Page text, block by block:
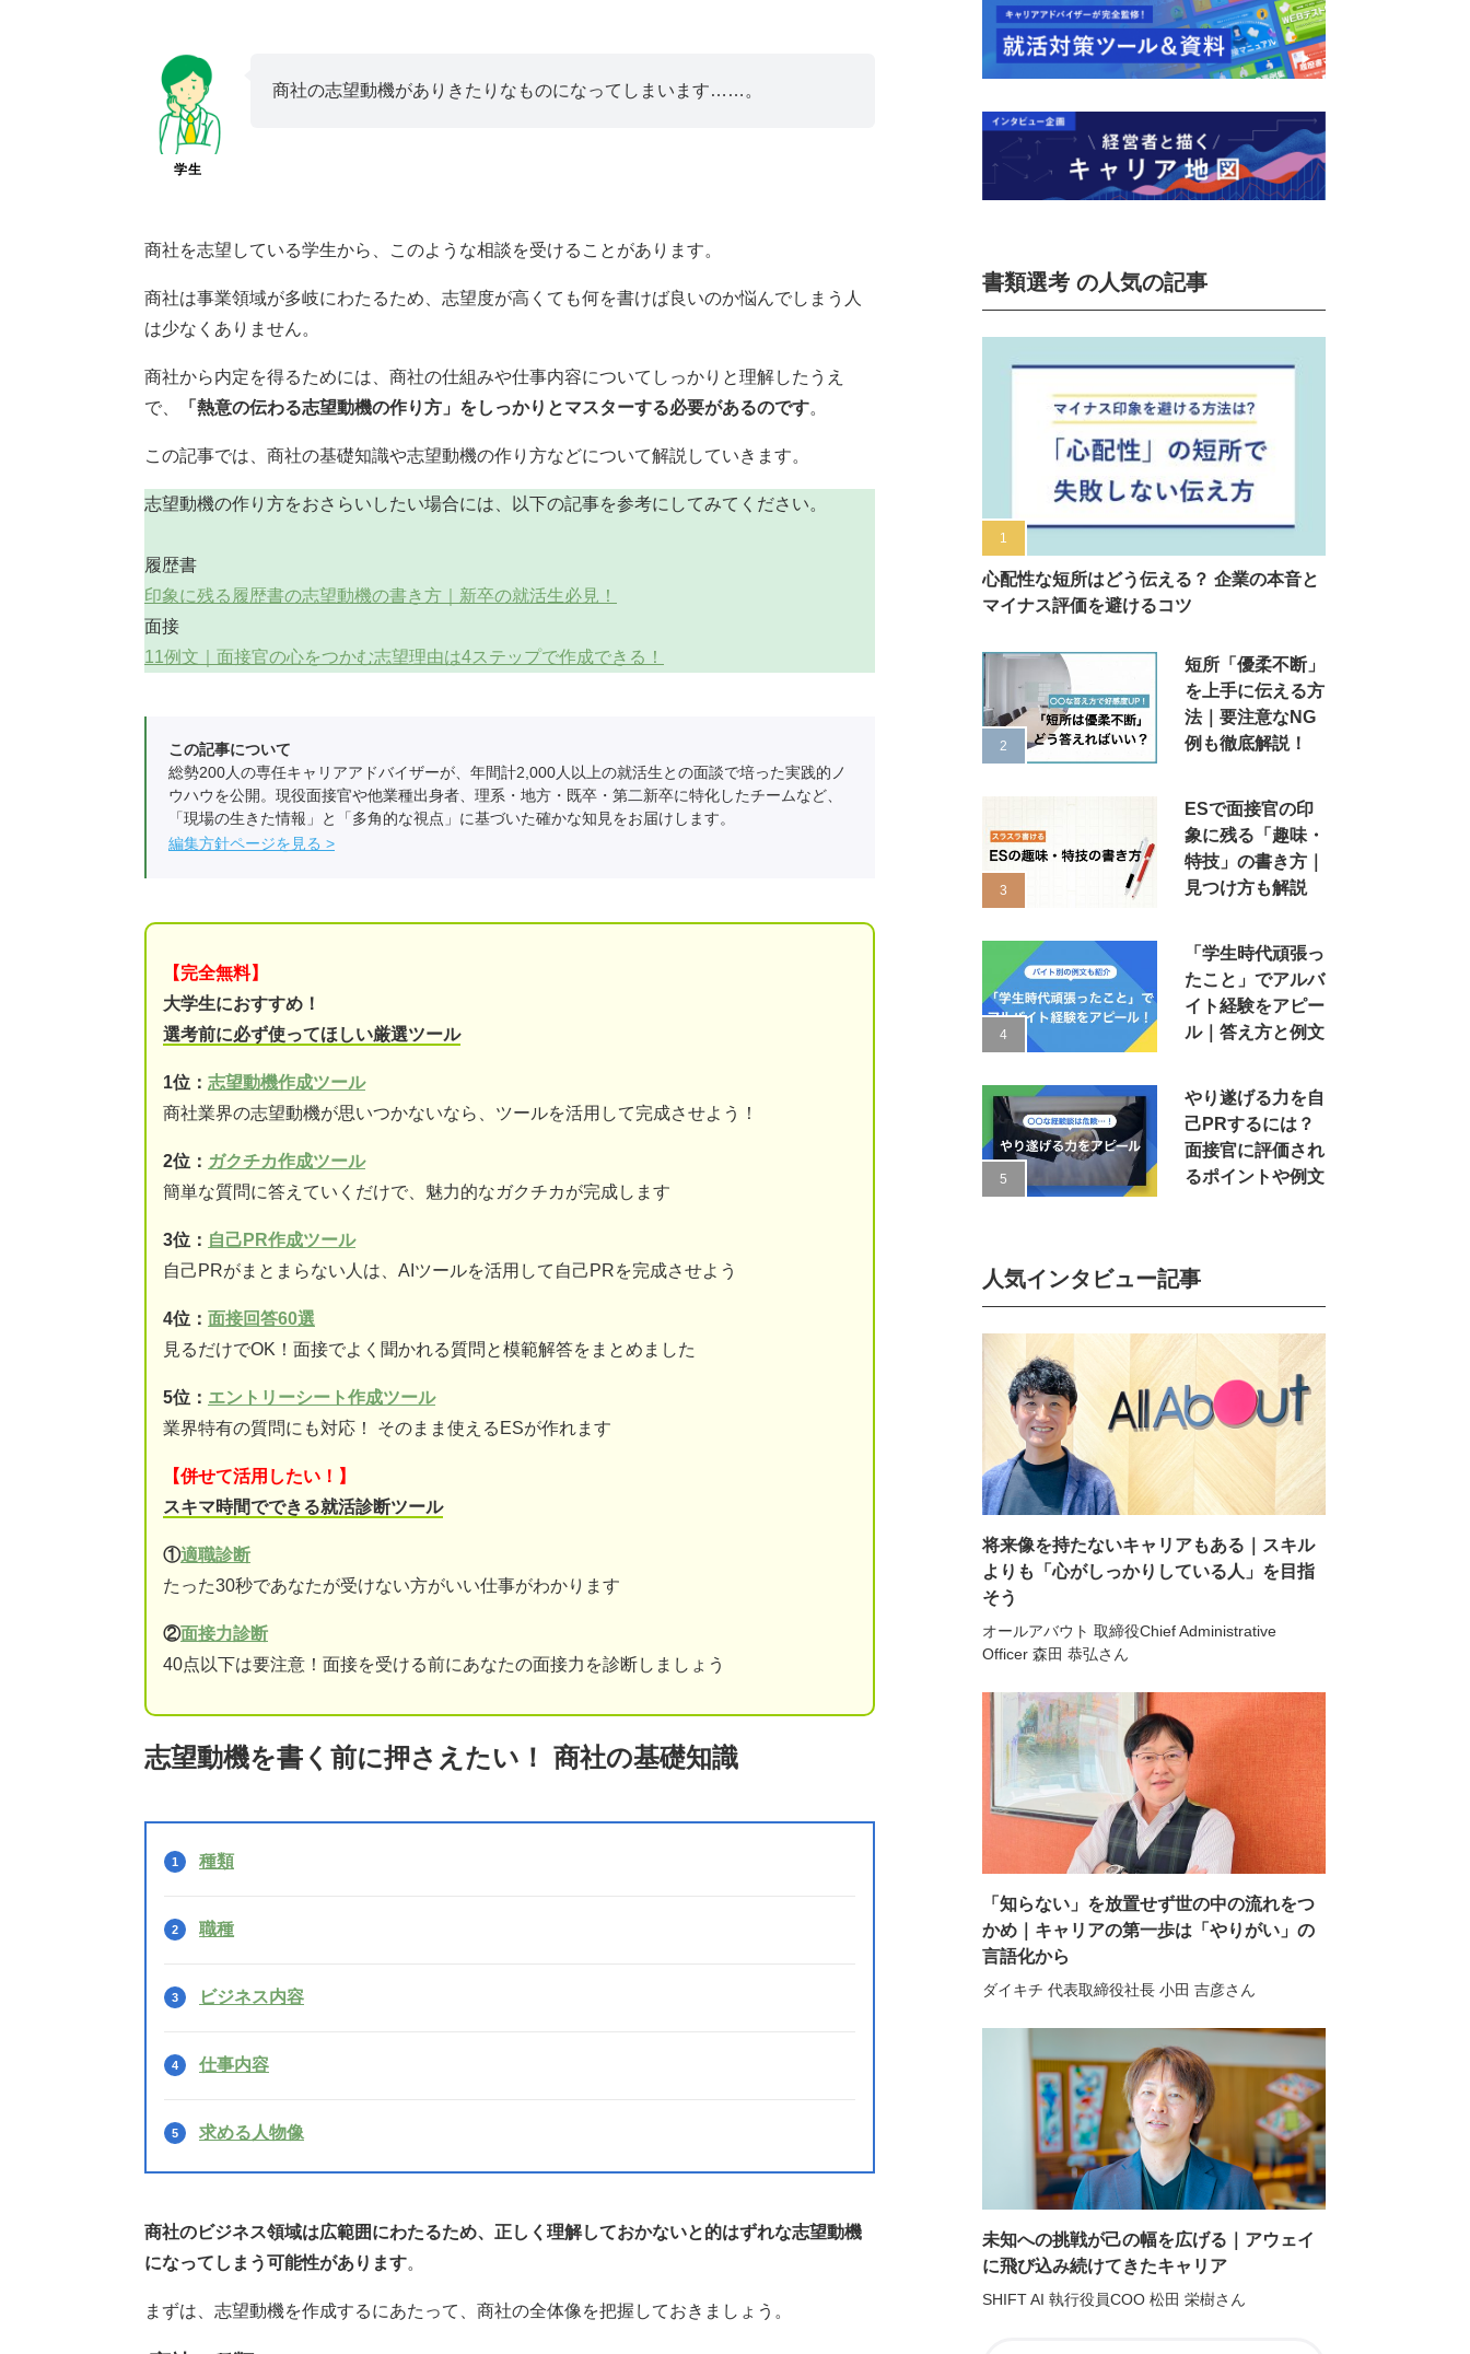
学生
商社の志望動機がありきたりなものになってしまいます……。
商社を志望している学生から、このような相談を受けることがあります。
商社は事業領域が多岐にわたるため、志望度が高くても何を書けば良いのか悩んでしまう人
は少なくありません。
商社から内定を得るためには、商社の仕組みや仕事内容についてしっかりと理解したうえ
で、
「熱意の伝わる志望動機の作り方」をしっかりとマスターする必要があるのです。
この記事では、商社の基礎知識や志望動機の作り方などについて解説していきます。
志望動機の作り方をおさらいしたい場合には、以下の記事を参考にしてみてください。
履歴書
印象に残る履歴書の志望動機の書き方｜新卒の就活生必見！
面接
11例文｜面接官の心をつかむ志望理由は4ステップで作成できる！
この記事について
総勢200人の専任キャリアアドバイザーが、年間計2,000人以上の就活生との面談で培った実践的ノ
ウハウを公開。現役面接官や他業種出身者、理系・地方・既卒・第二新卒に特化したチームなど、
「現場の生きた情報」と「多角的な視点」に基づいた確かな知見をお届けします。
編集方針ページを見る
【完全無料】
大学生におすすめ！
選考前に必ず使ってほしい厳選ツール
1位： 志望動機作成ツール
商社業界の志望動機が思いつかないなら、ツールを活用して完成させよう！
2位： ガクチカ作成ツール
簡単な質問に答えていくだけで、魅力的なガクチカが完成します
3位： 自己PR作成ツール
自己PRがまとまらない人は、AIツールを活用して自己PRを完成させよう
4位： 面接回答60選
見るだけでOK！面接でよく聞かれる質問と模範解答をまとめました
5位： エントリーシート作成ツール
業界特有の質問にも対応！ そのまま使えるESが作れます
【併せて活用したい！】
スキマ時間でできる就活診断ツール
①適職診断
たった30秒であなたが受けない方がいい仕事がわかります
②面接力診断
40点以下は要注意！面接を受ける前にあなたの面接力を診断しましょう
志望動機を書く前に押さえたい！ 商社の基礎知識
種類
職種
ビジネス内容
仕事内容
求める人物像
商社のビジネス領域は広範囲にわたるため、正しく理解しておかないと的はずれな志望動機
になってしまう可能性があります。
まずは、志望動機を作成するにあたって、商社の全体像を把握しておきましょう。
書類選考 の人気の記事
心配性な短所はどう伝える？ 企業の本音と
マイナス評価を避けるコツ
短所「優柔不断」
を上手に伝える方
法｜要注意なNG
例も徹底解説！
ESで面接官の印
象に残る「趣味・
特技」の書き方｜
見つけ方も解説
「学生時代頑張っ
たこと」でアルバ
イト経験をアピー
ル｜答え方と例文
やり遂げる力を自
己PRするには？
面接官に評価され
るポイントや例文
人気インタビュー記事
将来像を持たないキャリアもある｜スキル
よりも「心がしっかりしている人」を目指
そう
オールアバウト 取締役Chief Administrative
Officer 森田 恭弘さん
「知らない」を放置せず世の中の流れをつ
かめ｜キャリアの第一歩は「やりがい」の
言語化から
ダイキチ 代表取締役社長 小田 吉彦さん
未知への挑戦が己の幅を広げる｜アウェイ
に飛び込み続けてきたキャリア
SHIFT AI 執行役員COO 松田 栄樹さん